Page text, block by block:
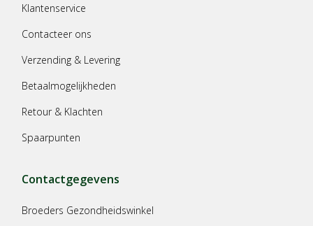
Klantenservice
Contacteer ons
Verzending & Levering
Betaalmogelijkheden
Retour & Klachten
Spaarpunten
Contactgegevens
Broeders Gezondheidswinkel